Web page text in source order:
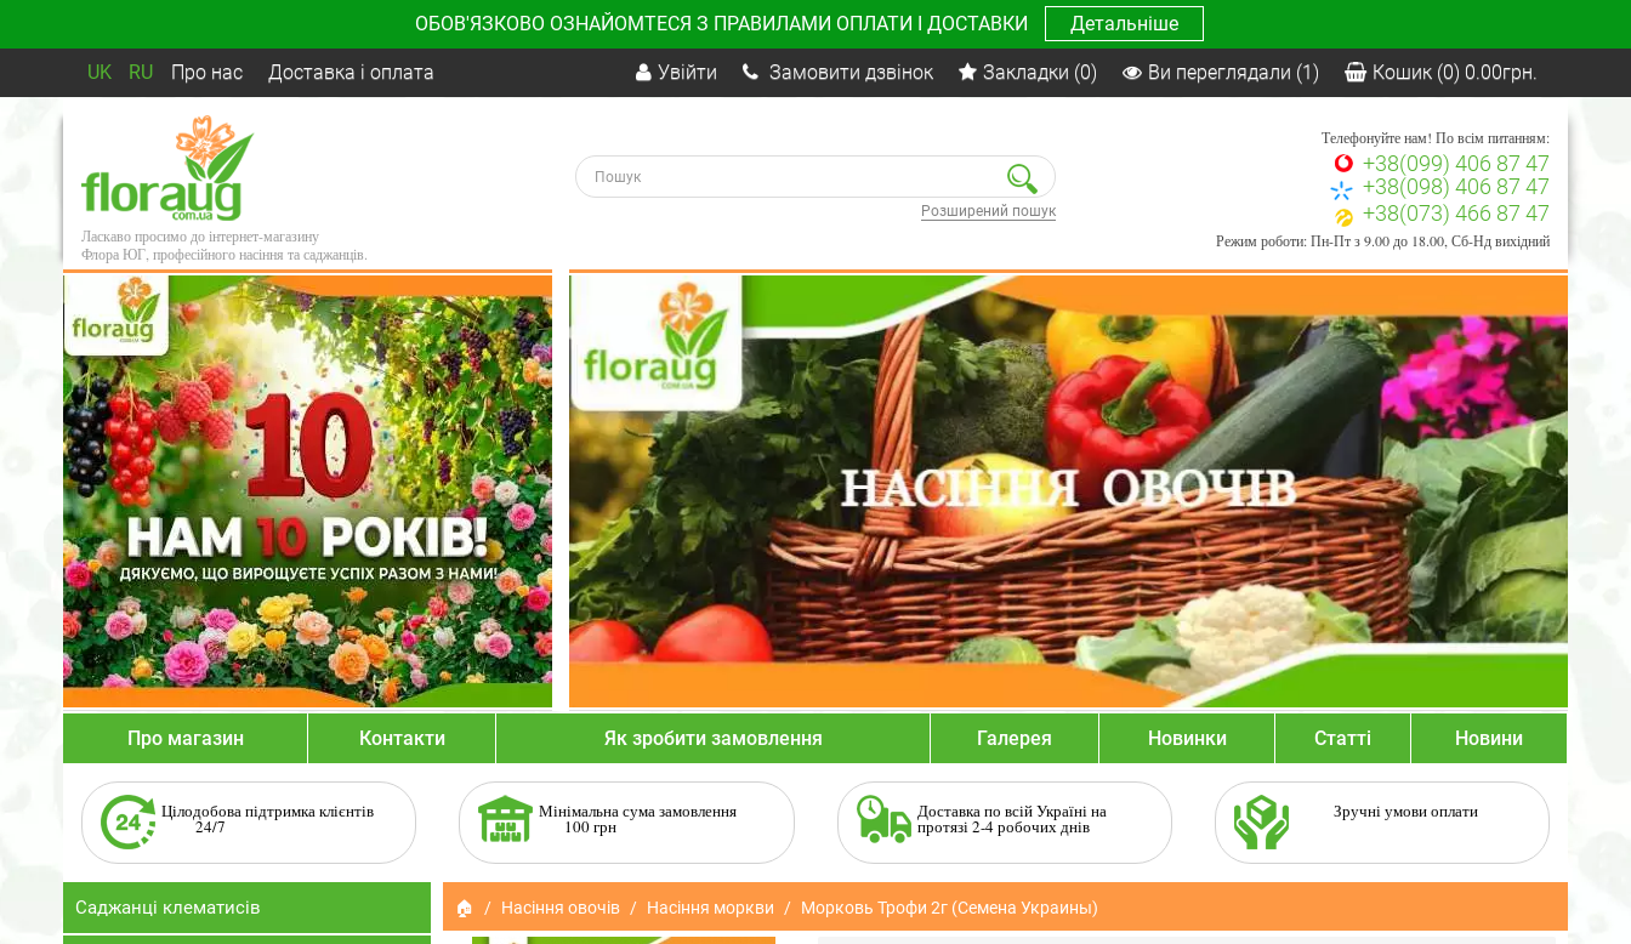
ОБОВ'ЯЗКОВО ОЗНАЙОМТЕСЯ З ПРАВИЛАМИ ОПЛАТИ І ДОСТАВКИ Детальніше
UK RU Про нас Доставка і оплата Увійти Замовити дзвінок Закладки (0) Ви переглядали (1) Кошик (0) 0.00грн.
Ласкаво просимо до інтернет-магазину
Флора ЮГ, професійного насіння та саджанців.
Розширений пошук
Телефонуйте нам! По всім питанням:
+38(099) 406 87 47
+38(098) 406 87 47
+38(073) 466 87 47
Режим роботи: Пн-Пт з 9.00 до 18.00, Сб-Нд вихідний
Про магазин Контакти Як зробити замовлення Галерея Новинки Статті Новини
Цілодобова підтримка клієнтів
24/7
Мінімальна сума замовлення
100 грн
Доставка по всій Україні на
протязі 2-4 робочих днів
Зручні умови оплати
Саджанці клематисів 🏠 Насіння овочів Насіння моркви Морковь Трофи 2г (Семена Украины)